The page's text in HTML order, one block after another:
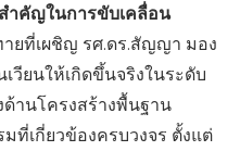
สำคัญในการขับเคลื่อน
ยที่เผชิญ รศ.ดร.สัญญา มอง
วียนให้เกิดขึ้นจริงในระดับ
านโครงสร้างพื้นฐาน
ที่เกี่ยวข้องครบวงจร ตั้งแต่